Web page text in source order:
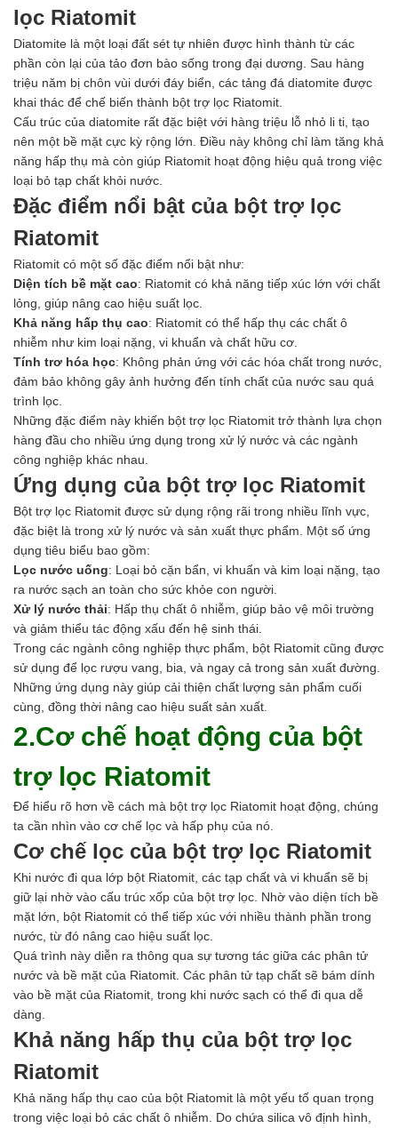
lọc Riatomit
Diatomite là một loại đất sét tự nhiên được hình thành từ các
phần còn lại của tảo đơn bào sống trong đại dương. Sau hàng
triệu năm bị chôn vùi dưới đáy biển, các tảng đá diatomite được
khai thác để chế biến thành bột trợ lọc Riatomit.
Cấu trúc của diatomite rất đặc biệt với hàng triệu lỗ nhỏ li ti, tạo
nên một bề mặt cực kỳ rộng lớn. Điều này không chỉ làm tăng khả
năng hấp thụ mà còn giúp Riatomit hoạt động hiệu quả trong việc
loại bỏ tạp chất khỏi nước.
Đặc điểm nổi bật của bột trợ lọc
Riatomit
Riatomit có một số đặc điểm nổi bật như:
Diện tích bề mặt cao: Riatomit có khả năng tiếp xúc lớn với chất
lỏng, giúp nâng cao hiệu suất lọc.
Khả năng hấp thụ cao: Riatomit có thể hấp thụ các chất ô
nhiễm như kim loại nặng, vi khuẩn và chất hữu cơ.
Tính trơ hóa học: Không phản ứng với các hóa chất trong nước,
đảm bảo không gây ảnh hưởng đến tính chất của nước sau quá
trình lọc.
Những đặc điểm này khiến bột trợ lọc Riatomit trở thành lựa chọn
hàng đầu cho nhiều ứng dụng trong xử lý nước và các ngành
công nghiệp khác nhau.
Ứng dụng của bột trợ lọc Riatomit
Bột trợ lọc Riatomit được sử dụng rộng rãi trong nhiều lĩnh vực,
đặc biệt là trong xử lý nước và sản xuất thực phẩm. Một số ứng
dụng tiêu biểu bao gồm:
Lọc nước uống: Loại bỏ cặn bẩn, vi khuẩn và kim loại nặng, tạo
ra nước sạch an toàn cho sức khỏe con người.
Xử lý nước thải: Hấp thụ chất ô nhiễm, giúp bảo vệ môi trường
và giảm thiểu tác động xấu đến hệ sinh thái.
Trong các ngành công nghiệp thực phẩm, bột Riatomit cũng được
sử dụng để lọc rượu vang, bia, và ngay cả trong sản xuất đường.
Những ứng dụng này giúp cải thiện chất lượng sản phẩm cuối
cùng, đồng thời nâng cao hiệu suất sản xuất.
2.Cơ chế hoạt động của bột
trợ lọc Riatomit
Để hiểu rõ hơn về cách mà bột trợ lọc Riatomit hoạt động, chúng
ta cần nhìn vào cơ chế lọc và hấp phụ của nó.
Cơ chế lọc của bột trợ lọc Riatomit
Khi nước đi qua lớp bột Riatomit, các tạp chất và vi khuẩn sẽ bị
giữ lại nhờ vào cấu trúc xốp của bột trợ lọc. Nhờ vào diện tích bề
mặt lớn, bột Riatomit có thể tiếp xúc với nhiều thành phần trong
nước, từ đó nâng cao hiệu suất lọc.
Quá trình này diễn ra thông qua sự tương tác giữa các phân tử
nước và bề mặt của Riatomit. Các phân tử tạp chất sẽ bám dính
vào bề mặt của Riatomit, trong khi nước sạch có thể đi qua dễ
dàng.
Khả năng hấp thụ của bột trợ lọc
Riatomit
Khả năng hấp thụ cao của bột Riatomit là một yếu tố quan trọng
trong việc loại bỏ các chất ô nhiễm. Do chứa silica vô định hình,